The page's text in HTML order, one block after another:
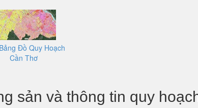
Đồ Quy Hoạch
Cần Thơ
sản và thông tin quy